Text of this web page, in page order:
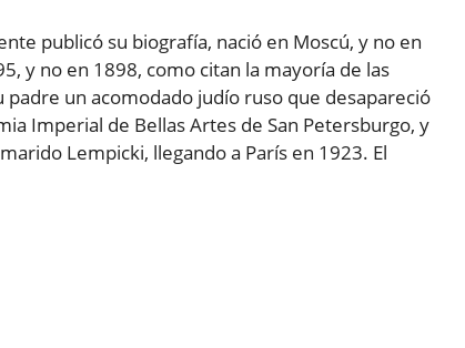
publicó su biografía, nació en Moscú, y no en
y no en 1898, como citan la mayoría de las
un acomodado judío ruso que desapareció
Imperial de Bellas Artes de San Petersburgo, y
Lempicki, llegando a París en 1923. El